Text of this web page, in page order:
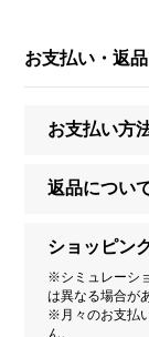
クロス
タイプ
ネックレス＞
デザイン
お支払い・返
お支払い方
返品につい
ショッピン
※シミュレーシ
は異なる場合が
※月々のお支払
ん。